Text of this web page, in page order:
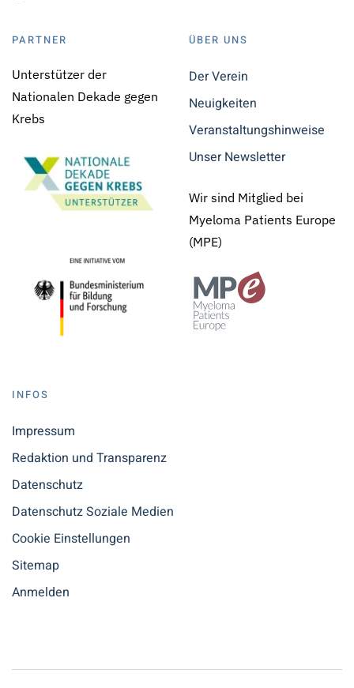
PARTNER
Unterstützer der
Nationalen Dekade gegen
Krebs
ÜBER UNS
Der Verein
Neuigkeiten
Veranstaltungshinweise
Unser Newsletter
Wir sind Mitglied bei
Myeloma Patients Europe
(MPE)
INFOS
Impressum
Redaktion und Transparenz
Datenschutz
Datenschutz Soziale Medien
Cookie Einstellungen
Sitemap
Anmelden